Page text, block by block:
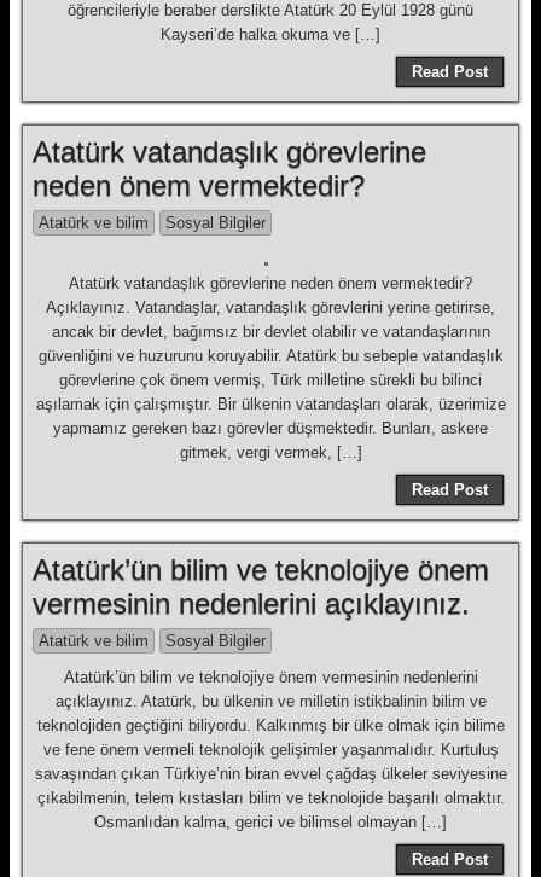
öğrencileriyle beraber derslikte Atatürk 20 Eylül 1928 günü
Kayseri’de halka okuma ve […]
Read Post
Atatürk vatandaşlık görevlerine
neden önem vermektedir?
Atatürk ve bilim Sosyal Bilgiler
Atatürk vatandaşlık görevlerine neden önem vermektedir?
Açıklayınız. Vatandaşlar, vatandaşlık görevlerini yerine getirirse,
ancak bir devlet, bağımsız bir devlet olabilir ve vatandaşlarının
güvenliğini ve huzurunu koruyabilir. Atatürk bu sebeple vatandaşlık
görevlerine çok önem vermiş, Türk milletine sürekli bu bilinci
aşılamak için çalışmıştır. Bir ülkenin vatandaşları olarak, üzerimize
yapmamız gereken bazı görevler düşmektedir. Bunları, askere
gitmek, vergi vermek, […]
Read Post
Atatürk’ün bilim ve teknolojiye önem
vermesinin nedenlerini açıklayınız.
Atatürk ve bilim
Sosyal Bilgiler
Atatürk’ün bilim ve teknolojiye önem vermesinin nedenlerini
açıklayınız. Atatürk, bu ülkenin ve milletin istikbalinin bilim ve
teknolojiden geçtiğini biliyordu. Kalkınmış bir ülke olmak için bilime
ve fene önem vermeli teknolojik gelişimler yaşanmalıdır. Kurtuluş
savaşından çıkan Türkiye’nin biran evvel çağdaş ülkeler seviyesine
çıkabilmenin, telem kıstasları bilim ve teknolojide başarılı olmaktır.
Osmanlıdan kalma, gerici ve bilimsel olmayan […]
Read Post